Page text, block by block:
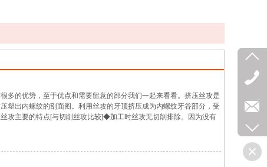
多的优势，至于优点和需要留意的部分我们一起来看看。挤压丝攻是
塑出内螺纹的剖面图。利用丝攻的牙顶挤压成为内螺纹牙谷部分，受
攻主要的特点[与切削丝攻比较]◆加工时丝攻无切削排除。因为没有